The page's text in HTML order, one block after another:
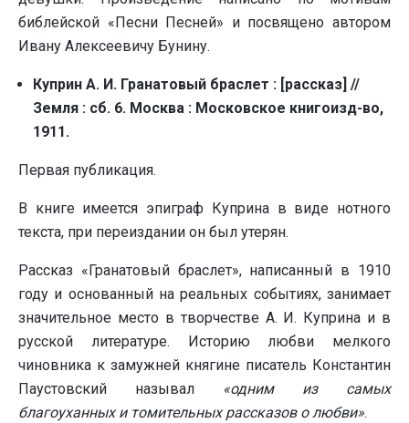
библейской «Песни Песней» и посвящено автором
Ивану Алексеевичу Бунину.
Куприн А. И. Гранатовый браслет : [рассказ] //
Земля : сб. 6. Москва : Московское книгоизд-во,
1911.
Первая публикация.
В книге имеется эпиграф Куприна в виде нотного
текста, при переиздании он был утерян.
Рассказ «Гранатовый браслет», написанный в 1910
году и основанный на реальных событиях, занимает
значительное место в творчестве А. И. Куприна и в
русской литературе. Историю любви мелкого
чиновника к замужней княгине писатель Константин
Паустовский называл
«одним из самых
благоуханных и томительных рассказов о любви».